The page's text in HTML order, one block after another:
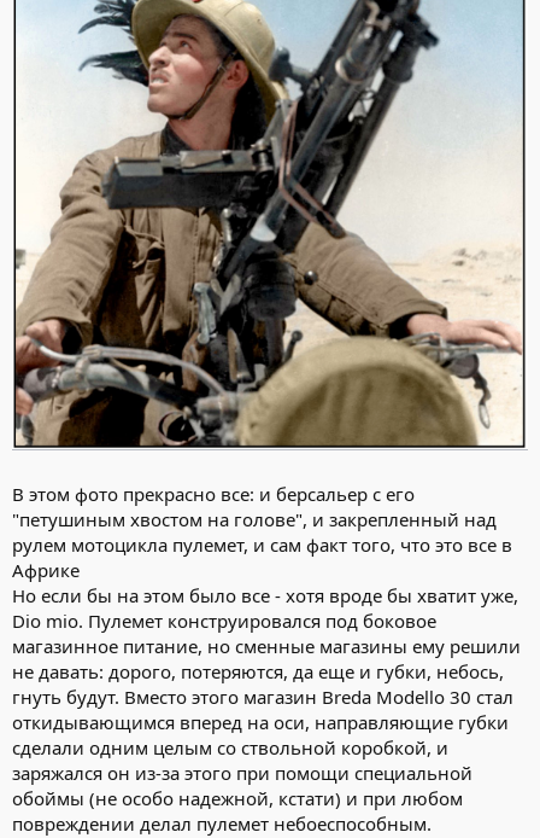
В этом фото прекрасно все: и берсальер с его
"петушиным хвостом на голове", и закрепленный над
рулем мотоцикла пулемет, и сам факт того, что это все в
Африке
Но если бы на этом было все - хотя вроде бы хватит уже,
Dio mio. Пулемет конструировался под боковое
магазинное питание, но сменные магазины ему решили
не давать: дорого, потеряются, да еще и губки, небось,
гнуть будут. Вместо этого магазин Breda Modello 30 стал
откидывающимся вперед на оси, направляющие губки
сделали одним целым со ствольной коробкой, и
заряжался он из-за этого при помощи специальной
обоймы (не особо надежной, кстати) и при любом
повреждении делал пулемет небоеспособным.